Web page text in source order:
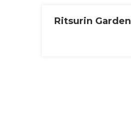
Ritsurin Garden